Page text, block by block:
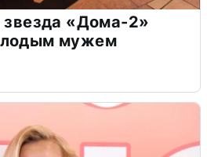
звезда «Дома-2»
мужем